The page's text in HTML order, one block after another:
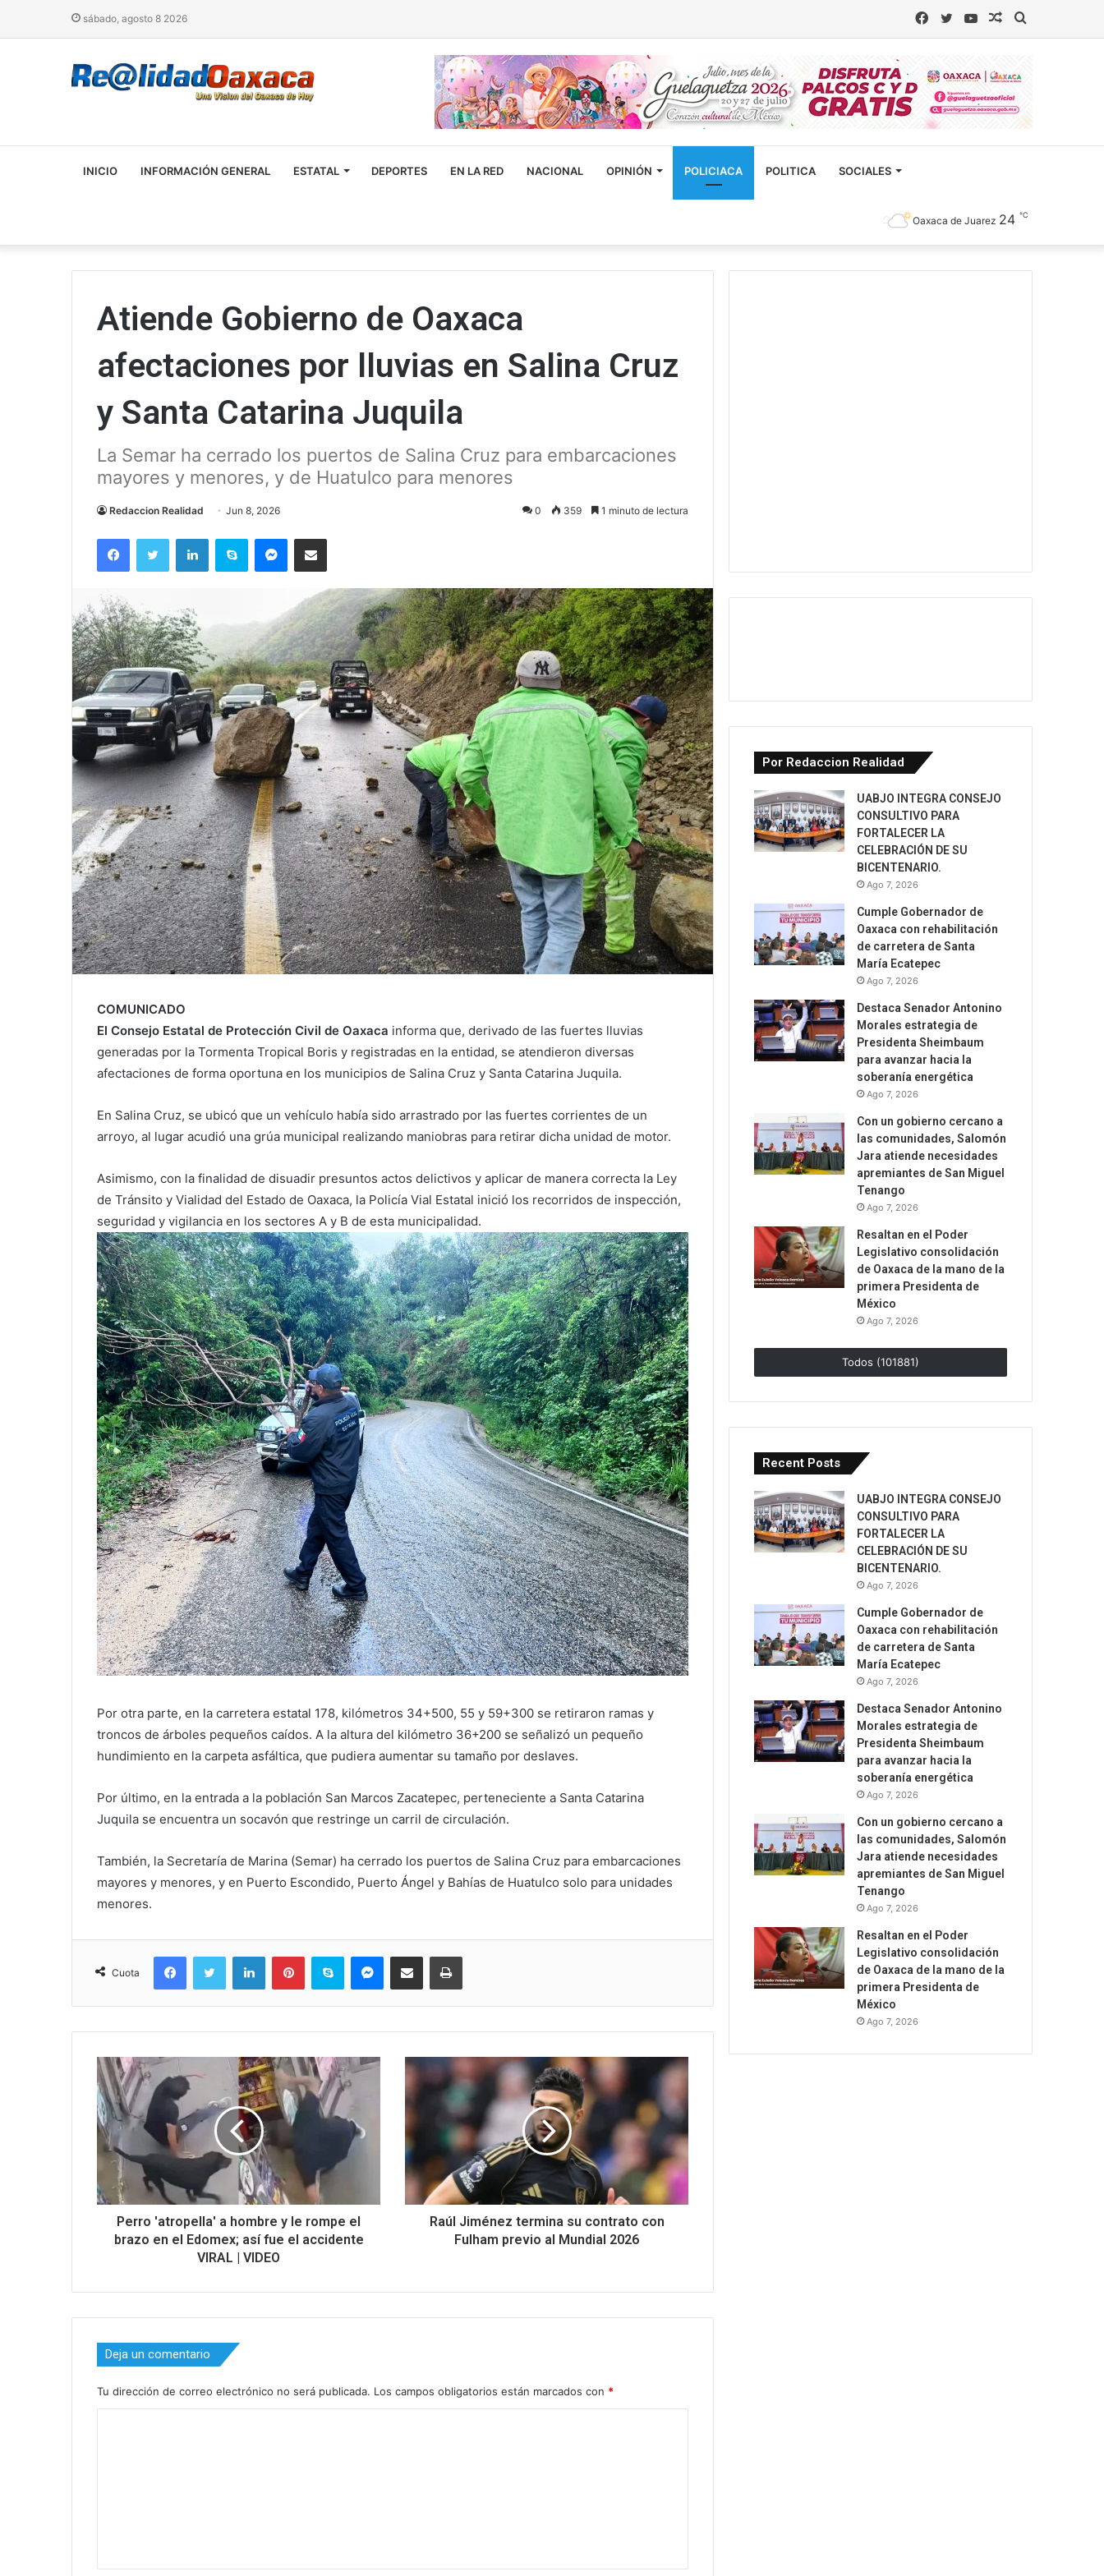
sábado, agosto 8 2026 Buscar
Artículo
YouTube
Twitter
Facebook
INICIO INFORMACIÓN GENERAL ESTATAL DEPORTES EN LA RED NACIONAL OPINIÓN POLICIACA POLITICA SOCIALES
Oaxaca de Juarez 24 ℃
Atiende Gobierno de Oaxaca
afectaciones por lluvias en Salina Cruz
y Santa Catarina Juquila
La Semar ha cerrado los puertos de Salina Cruz para embarcaciones
mayores y menores, y de Huatulco para menores
Redaccion Realidad Jun 8, 2026 0 359 1 minuto de lectura
FacebookTwitter LinkedInSkype MessengerCompartir via correo electrónico
COMUNICADO
El Consejo Estatal de Protección Civil de Oaxaca informa que, derivado de las fuertes lluvias
generadas por la Tormenta Tropical Boris y registradas en la entidad, se atendieron diversas
afectaciones de forma oportuna en los municipios de Salina Cruz y Santa Catarina Juquila.
En Salina Cruz, se ubicó que un vehículo había sido arrastrado por las fuertes corrientes de un
arroyo, al lugar acudió una grúa municipal realizando maniobras para retirar dicha unidad de motor.
Asimismo, con la finalidad de disuadir presuntos actos delictivos y aplicar de manera correcta la Ley
de Tránsito y Vialidad del Estado de Oaxaca, la Policía Vial Estatal inició los recorridos de inspección,
seguridad y vigilancia en los sectores A y B de esta municipalidad.
Por otra parte, en la carretera estatal 178, kilómetros 34+500, 55 y 59+300 se retiraron ramas y
troncos de árboles pequeños caídos. A la altura del kilómetro 36+200 se señalizó un pequeño
hundimiento en la carpeta asfáltica, que pudiera aumentar su tamaño por deslaves.
Por último, en la entrada a la población San Marcos Zacatepec, perteneciente a Santa Catarina
Juquila se encuentra un socavón que restringe un carril de circulación.
También, la Secretaría de Marina (Semar) ha cerrado los puertos de Salina Cruz para embarcaciones
mayores y menores, y en Puerto Escondido, Puerto Ángel y Bahías de Huatulco solo para unidades
menores.
Cuota
FacebookTwitter LinkedInPinterestSkype MessengerCompartir via correo electrónicoImpresión
Perro 'atropella' a hombre y le rompe el
brazo en el Edomex; así fue el accidente
VIRAL | VIDEO
Raúl Jiménez termina su contrato con
Fulham previo al Mundial 2026
Deja un comentario
Tu dirección de correo electrónico no será publicada. Los campos obligatorios están marcados con *
a
Por Redaccion Realidad
UABJO INTEGRA CONSEJO
CONSULTIVO PARA
FORTALECER LA
CELEBRACIÓN DE SU
BICENTENARIO.
Ago 7, 2026
Cumple Gobernador de
Oaxaca con rehabilitación
de carretera de Santa
María Ecatepec
Ago 7, 2026
Destaca Senador Antonino
Morales estrategia de
Presidenta Sheimbaum
para avanzar hacia la
soberanía energética
Ago 7, 2026
Con un gobierno cercano a
las comunidades, Salomón
Jara atiende necesidades
apremiantes de San Miguel
Tenango
Ago 7, 2026
Resaltan en el Poder
Legislativo consolidación
de Oaxaca de la mano de la
primera Presidenta de
México
Ago 7, 2026
Todos (101881)
Recent Posts
UABJO INTEGRA CONSEJO
CONSULTIVO PARA
FORTALECER LA
CELEBRACIÓN DE SU
BICENTENARIO.
Ago 7, 2026
Cumple Gobernador de
Oaxaca con rehabilitación
de carretera de Santa
María Ecatepec
Ago 7, 2026
Destaca Senador Antonino
Morales estrategia de
Presidenta Sheimbaum
para avanzar hacia la
soberanía energética
Ago 7, 2026
Con un gobierno cercano a
las comunidades, Salomón
Jara atiende necesidades
apremiantes de San Miguel
Tenango
Ago 7, 2026
Resaltan en el Poder
Legislativo consolidación
de Oaxaca de la mano de la
primera Presidenta de
México
Ago 7, 2026